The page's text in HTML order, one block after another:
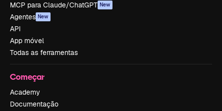
MCP para Claude/ChatGPT New
Agentes New
API
App móvel
Todas as ferramentas
Começar
Academy
Documentação